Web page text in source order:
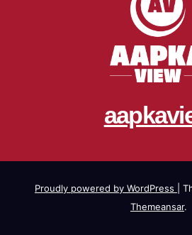
Proudly powered by WordPress
Themeansar.